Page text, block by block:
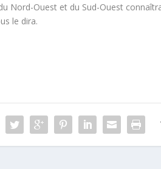
Nord-Ouest et du Sud-Ouest
le dira.